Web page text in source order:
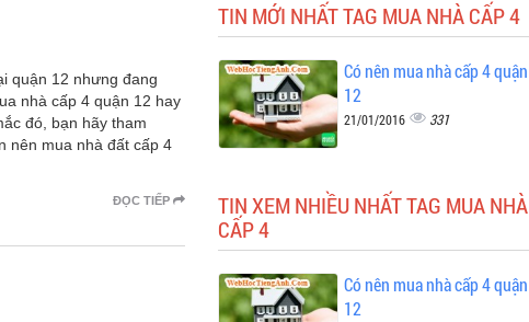
quận 12 nhưng đang
nhà cấp 4 quận 12 hay
đó, bạn hãy tham
nên mua nhà đất cấp 4
ĐỌC TIẾP
TIN MỚI NHẤT TAG MUA NHÀ CẤP 4
Có nên mua nhà cấp 4 quận
12
21/01/2016 331
TIN XEM NHIỀU NHẤT TAG MUA NHÀ
CẤP 4
Có nên mua nhà cấp 4 quận
12